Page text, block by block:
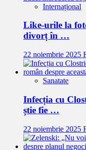
Internațional
Like-urile la
divorț în …
22 noiembrie 2025
Sanatate
Infecția cu
știe fie …
22 noiembrie 2025